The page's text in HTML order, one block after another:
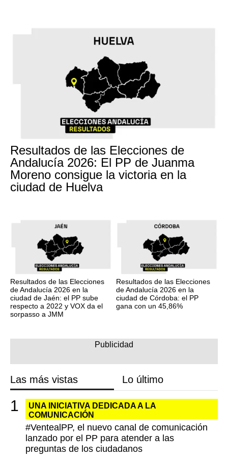
Resultados de las Elecciones de
Andalucía 2026: El PP de Juanma
Moreno consigue la victoria en la
ciudad de Huelva
Resultados de las Elecciones
de Andalucía 2026 en la
ciudad de Jaén: el PP sube
respecto a 2022 y VOX da el
sorpasso a JMM
Resultados de las Elecciones
de Andalucía 2026 en la
ciudad de Córdoba: el PP
gana con un 45,86%
Las más vistas Lo último
UNA INICIATIVA DEDICADA A LA
COMUNICACIÓN
#VentealPP, el nuevo canal de comunicación
lanzado por el PP para atender a las
preguntas de los ciudadanos